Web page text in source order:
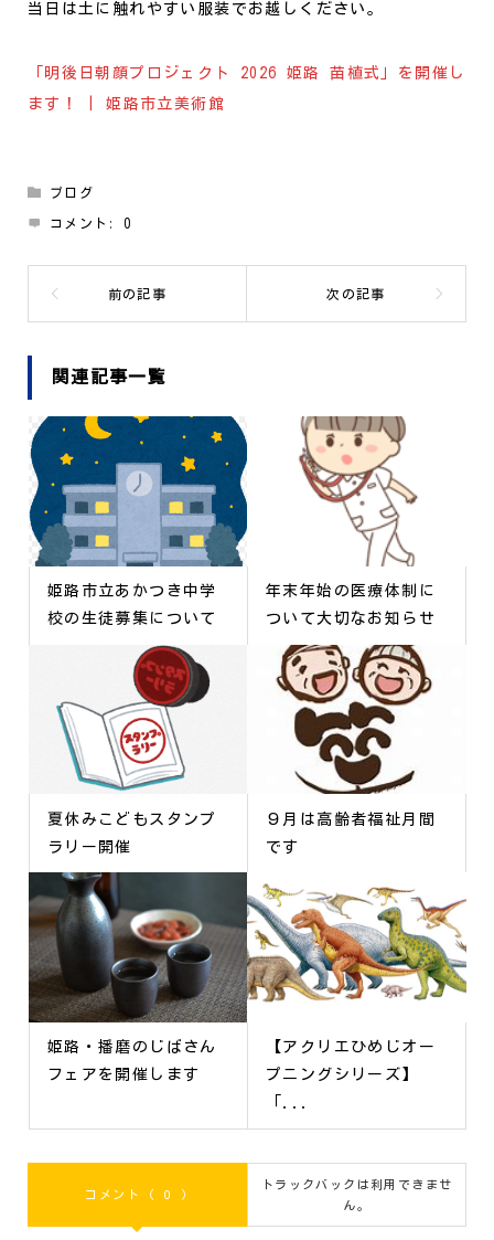
当日は土に触れやすい服装でお越しください。
「明後日朝顔プロジェクト 2026 姫路 苗植式」を開催し
ます！ | 姫路市立美術館
ブログ
コメント:0
関連記事一覧
姫路市立あかつき中学
校の生徒募集について
年末年始の医療体制に
ついて大切なお知らせ
夏休みこどもスタンプ
ラリー開催
９月は高齢者福祉月間
です
姫路・播磨のじばさん
フェアを開催します
【アクリエひめじオー
プニングシリーズ】
コメント ( 0 )
トラックバックは利用できませ
ん。